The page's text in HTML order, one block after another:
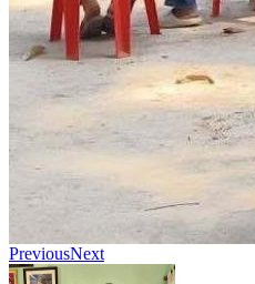
PreviousNext